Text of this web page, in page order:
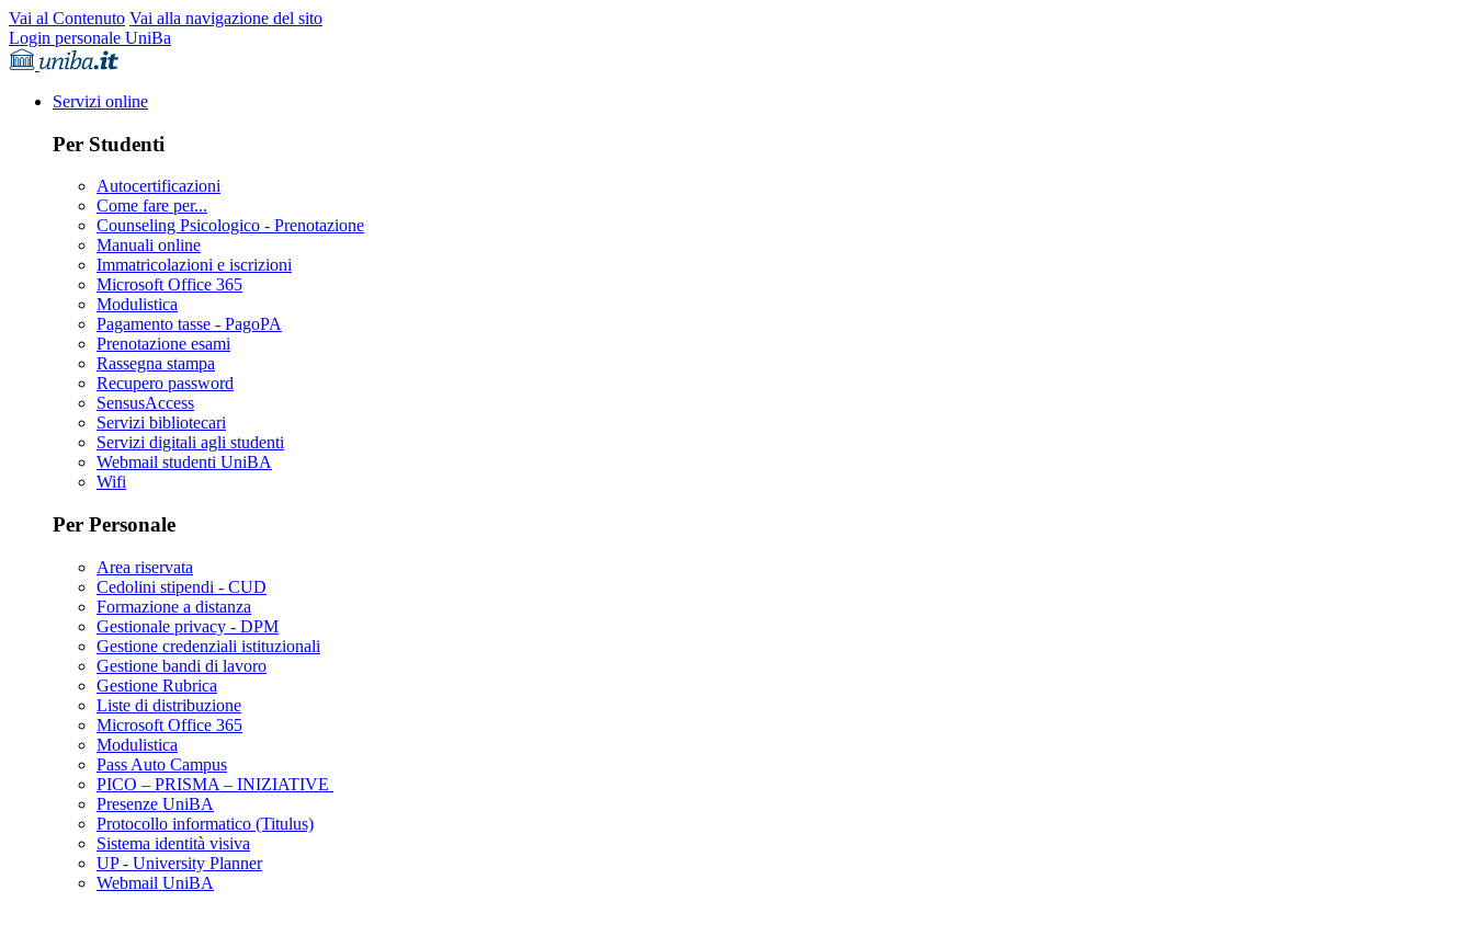
Vai al Contenuto Vai alla navigazione del sito
Login personale UniBa
Servizi online
Per Studenti
Autocertificazioni
Come fare per...
Counseling Psicologico - Prenotazione
Manuali online
Immatricolazioni e iscrizioni
Microsoft Office 365
Modulistica
Pagamento tasse - PagoPA
Prenotazione esami
Rassegna stampa
Recupero password
SensusAccess
Servizi bibliotecari
Servizi digitali agli studenti
Webmail studenti UniBA
Wifi
Per Personale
Area riservata
Cedolini stipendi - CUD
Formazione a distanza
Gestionale privacy - DPM
Gestione credenziali istituzionali
Gestione bandi di lavoro
Gestione Rubrica
Liste di distribuzione
Microsoft Office 365
Modulistica
Pass Auto Campus
PICO – PRISMA – INIZIATIVE
Presenze UniBA
Protocollo informatico (Titulus)
Sistema identità visiva
UP - University Planner
Webmail UniBA